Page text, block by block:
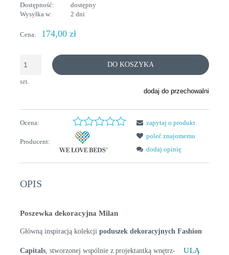
Dostępność:
dostępny
Wysyłka w:
2 dni
Cena: 174,00 zł
szt.
DO KOSZYKA
dodaj do przechowalni
Ocena:
Producent:
zapytaj o produkt
poleć znajomemu
dodaj opinię
OPIS
Poszewka dekoracyjna Milan
Główną inspiracją kolekcji poduszek dekoracyjnych Fashion
Capitals, stworzonej wspólnie z projektantką wnętrz- ULĄ